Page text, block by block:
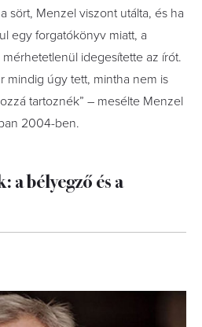
sört, Menzel viszont utálta, és ha
egy forgatókönyv miatt, a
idegesítette az írót.
mindig úgy tett, mintha nem is
tartoznék” – mesélte Menzel
2004-ben.
bélyegző és a